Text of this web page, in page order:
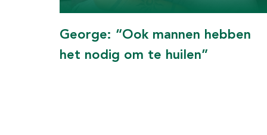
George: “Ook mannen hebben
het nodig om te huilen”